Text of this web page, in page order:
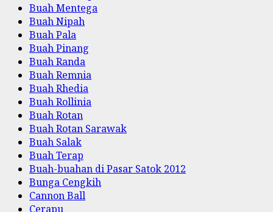
Buah Mentega
Buah Nipah
Buah Pala
Buah Pinang
Buah Randa
Buah Remnia
Buah Rhedia
Buah Rollinia
Buah Rotan
Buah Rotan Sarawak
Buah Salak
Buah Terap
Buah-buahan di Pasar Satok 2012
Bunga Cengkih
Cannon Ball
Cerapu